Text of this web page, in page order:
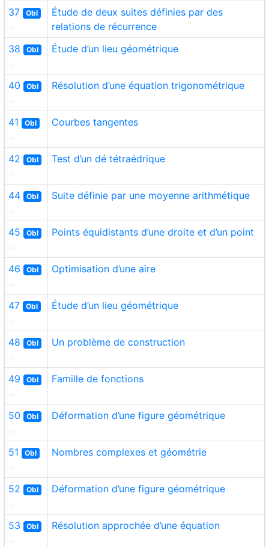
37 Obl
Étude de deux suites définies par des
relations de récurrence
38 Obl Étude d’un lieu géométrique
40 Obl Résolution d’une équation trigonométrique
41 Obl Courbes tangentes
42 Obl Test d’un dé tétraédrique
44 Obl Suite définie par une moyenne arithmétique
45 Obl Points équidistants d’une droite et d’un point
46 Obl Optimisation d’une aire
47 Obl Étude d’un lieu géométrique
48 Obl Un problème de construction
49 Obl Famille de fonctions
50 Obl Déformation d’une figure géométrique
51 Obl Nombres complexes et géométrie
52 Obl Déformation d’une figure géométrique
53 Obl Résolution approchée d’une équation